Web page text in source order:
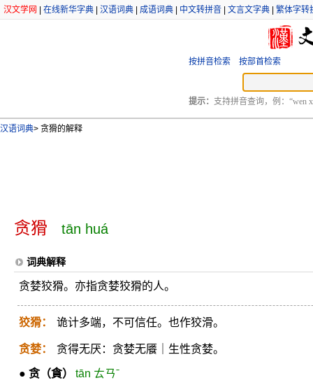
汉文学网 在线新华字典 汉语词典 成语词典 中文转拼音 文言文字典 繁体字转
按拼音检索 按部首检索
提示： 支持拼音查询，例：“wen
汉语词典> 贪猾的解释
贪猾 tān huá
词典解释
贪婪狡猾。亦指贪婪狡猾的人。
狡猾： 诡计多端，不可信任。也作狡滑。
贪婪： 贪得无厌：贪婪无餍｜生性贪婪。
● 贪（貪）
tān ㄊㄢˉ